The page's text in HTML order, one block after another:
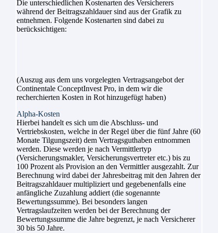
Die unterschiedlichen Kostenarten des Versicherers
während der Beitragszahldauer sind aus der Grafik zu
entnehmen. Folgende Kostenarten sind dabei zu
berücksichtigen:
(Auszug aus dem uns vorgelegten Vertragsangebot der
Continentale ConceptInvest Pro, in dem wir die
recherchierten Kosten in Rot hinzugefügt haben)
Alpha-Kosten
Hierbei handelt es sich um die Abschluss- und
Vertriebskosten, welche in der Regel über die fünf Jahre (60
Monate Tilgungszeit) dem Vertragsguthaben entnommen
werden. Diese werden je nach Vermittlertyp
(Versicherungsmakler, Versicherungsvertreter etc.) bis zu
100 Prozent als Provision an den Vermittler ausgezahlt. Zur
Berechnung wird dabei der Jahresbeitrag mit den Jahren der
Beitragszahldauer multipliziert und gegebenenfalls eine
anfängliche Zuzahlung addiert (die sogenannte
Bewertungssumme). Bei besonders langen
Vertragslaufzeiten werden bei der Berechnung der
Bewertungssumme die Jahre begrenzt, je nach Versicherer
30 bis 50 Jahre.